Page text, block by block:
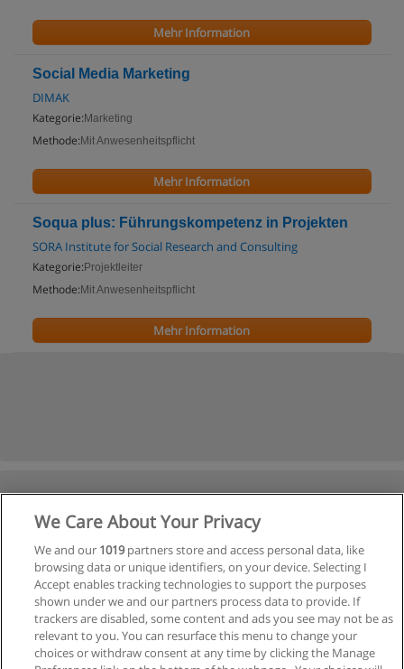
Mehr Information
Social Media Marketing
DIMAK
Kategorie: Marketing
Methode: Mit Anwesenheitspflicht
Mehr Information
Soqua plus: Führungskompetenz in Projekten
SORA Institute for Social Research and Consulting
Kategorie: Projektleiter
Methode: Mit Anwesenheitspflicht
Mehr Information
We Care About Your Privacy
We and our 1019partners store and access personal data, like
browsing data or unique identifiers, on your device. Selecting I
Accept enables tracking technologies to support the purposes
shown under we and our partners process data to provide. If
trackers are disabled, some content and ads you see may not be as
relevant to you. You can resurface this menu to change your
choices or withdraw consent at any time by clicking the Manage